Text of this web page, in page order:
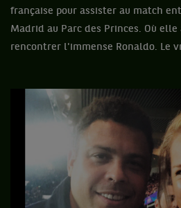
française pour assister au match
Madrid au Parc des Princes. Où elle
rencontrer l'immense Ronaldo. Le